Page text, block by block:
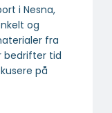
i Nesna,
og
fra
bedrifter tid
på